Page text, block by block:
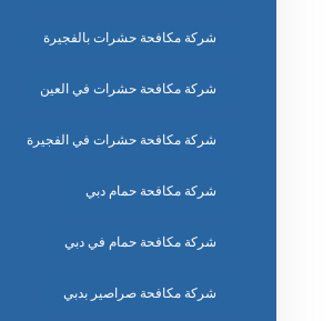
شركة مكافحة حشرات بالفجيرة
شركة مكافحة حشرات في العين
شركة مكافحة حشرات في الفجيرة
شركة مكافحة حمام دبي
شركة مكافحة حمام في دبي
شركة مكافحة صراصير بدبي